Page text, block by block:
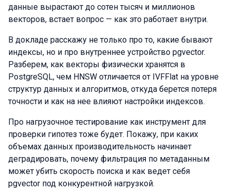
данные вырастают до сотен тысяч и миллионов
векторов, встает вопрос — как это работает внутри.
В докладе расскажу не только про то, какие бывают
индексы, но и про внутреннее устройство pgvector.
Разберем, как векторы физически хранятся в
PostgreSQL, чем HNSW отличается от IVFFlat на уровне
структур данных и алгоритмов, откуда берется потеря
точности и как на нее влияют настройки индексов.
Про нагрузочное тестирование как инструмент для
проверки гипотез тоже будет. Покажу, при каких
объемах данных производительность начинает
деградировать, почему фильтрация по метаданным
может убить скорость поиска и как ведет себя
pgvector под конкурентной нагрузкой.